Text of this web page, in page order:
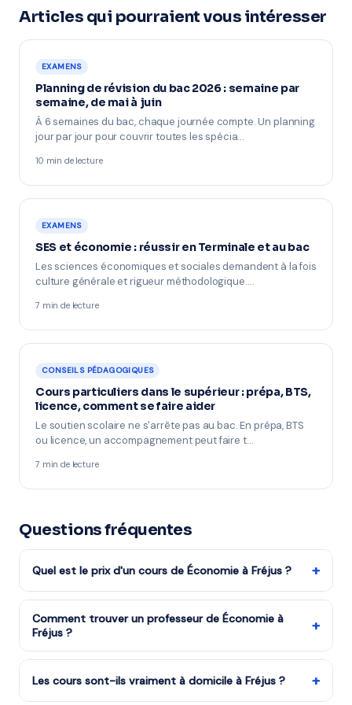
Articles qui pourraient vous intéresser
EXAMENS
Planning de révision du bac 2026 : semaine par
semaine, de mai à juin
À 6 semaines du bac, chaque journée compte. Un planning
jour par jour pour couvrir toutes les spécia…
10 min de lecture
EXAMENS
SES et économie : réussir en Terminale et au bac
Les sciences économiques et sociales demandent à la fois
culture générale et rigueur méthodologique.…
7 min de lecture
CONSEILS PÉDAGOGIQUES
Cours particuliers dans le supérieur : prépa, BTS,
licence, comment se faire aider
Le soutien scolaire ne s'arrête pas au bac. En prépa, BTS
ou licence, un accompagnement peut faire t…
7 min de lecture
Questions fréquentes
Quel est le prix d'un cours de Économie à Fréjus ? +
Les tarifs dépendent de la matière, du niveau et de la
formule choisie. Notre organisme partenaire est agréé
services à la personne : vous bénéficiez du crédit
d'impôt de 50%. Remplissez le formulaire pour recevoir
Comment trouver un professeur de Économie à
Fréjus ?
+
Remplissez notre formulaire en 2 minutes. Notre équipe
vous met en relation avec notre organisme partenaire
Les cours sont-ils vraiment à domicile à Fréjus ? +